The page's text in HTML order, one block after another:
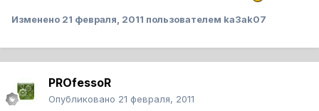
Изменено 21 февраля, 2011 пользователем ka3ak07
PROfessoR
Опубликовано 21 февраля, 2011